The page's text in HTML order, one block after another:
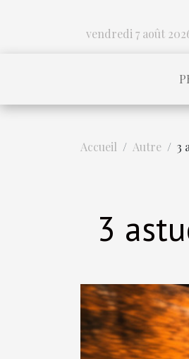
vendredi 7 août
Accueil Autre 3
3